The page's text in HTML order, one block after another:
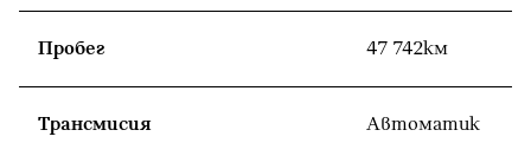
Пробег 47 742км
Tрансмисия Автоматик